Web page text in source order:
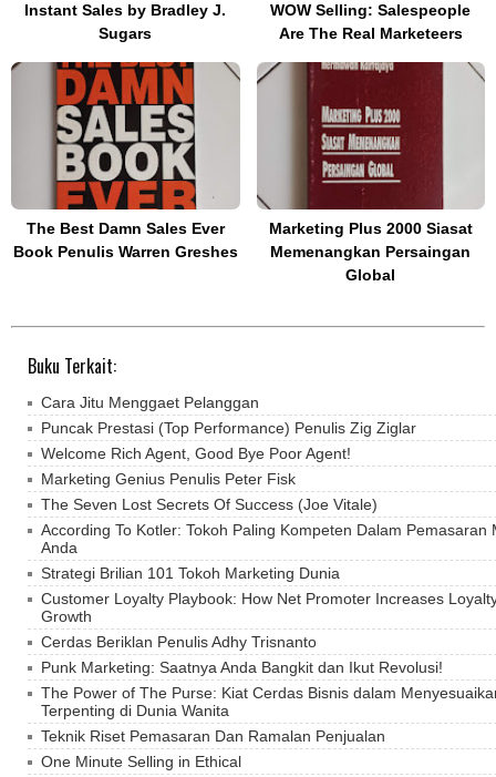
Instant Sales by Bradley J.
Sugars
WOW Selling: Salespeople
Are The Real Marketeers
The Best Damn Sales Ever
Book Penulis Warren Greshes
Marketing Plus 2000 Siasat
Memenangkan Persaingan
Global
Buku Terkait:
Cara Jitu Menggaet Pelanggan
Puncak Prestasi (Top Performance) Penulis Zig Ziglar
Welcome Rich Agent, Good Bye Poor Agent!
Marketing Genius Penulis Peter Fisk
The Seven Lost Secrets Of Success (Joe Vitale)
According To Kotler: Tokoh Paling Kompeten Dalam Pemasaran
Anda
Strategi Brilian 101 Tokoh Marketing Dunia
Customer Loyalty Playbook: How Net Promoter Increases
Growth
Cerdas Beriklan Penulis Adhy Trisnanto
Punk Marketing: Saatnya Anda Bangkit dan Ikut Revolusi!
The Power of The Purse: Kiat Cerdas Bisnis dalam
Terpenting di Dunia Wanita
Teknik Riset Pemasaran Dan Ramalan Penjualan
One Minute Selling in Ethical